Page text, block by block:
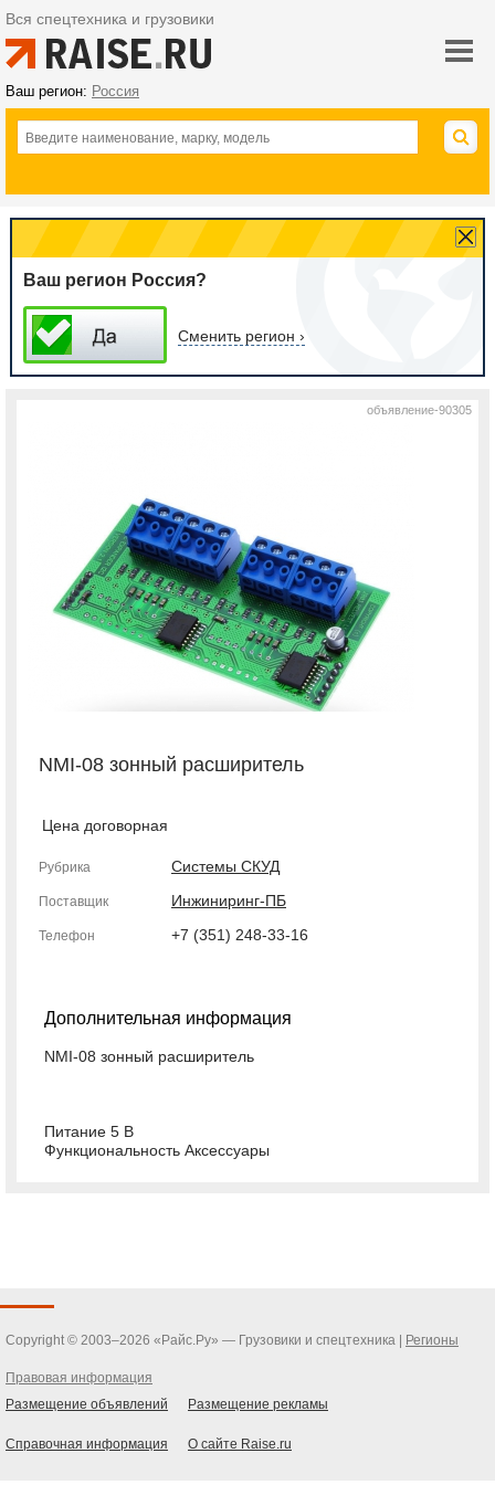
Вся спецтехника и грузовики
Ваш регион: Россия
Ваш регион Россия?
Сменить регион ›
NMI-08 зонный расширитель
Цена договорная
Рубрика Системы СКУД
Поставщик Инжиниринг-ПБ
Телефон +7 (351) 248-33-16
Дополнительная информация
NMI-08 зонный расширитель
Питание 5 В
Функциональность Аксессуары
объявление-90305
Copyright © 2003–2026 «Райс.Ру» — Грузовики и спецтехника | Регионы
Правовая информация
Размещение объявлений
Размещение рекламы
Справочная информация О сайте Raise.ru